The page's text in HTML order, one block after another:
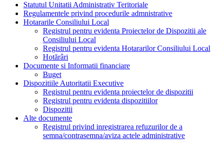
Statutul Unitatii Administrativ Teritoriale
Regulamentele privind procedurile admnistrative
Hotararile Consiliului Local
Registrul pentru evidenta Proiectelor de Dispozitii ale
Consiliului Local
Registrul pentru evidenta Hotararilor Consiliului Local
Hotărâri
Documente si Informatii financiare
Buget
Dispozitiile Autoritatii Executive
Registrul pentru evidenta proiectelor de dispozitii
Registrul pentru evidenta dispozitiilor
Dispozitii
Alte documente
Registrul privind inregistrarea refuzurilor de a
semna/contrasemna/aviza actele administrative